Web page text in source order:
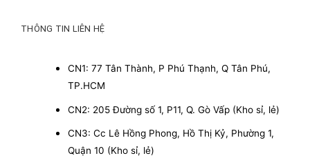
THÔNG TIN LIÊN HỆ
CN1: 77 Tân Thành, P Phú Thạnh, Q Tân Phú,
TP.HCM
CN2: 205 Đường số 1, P11, Q. Gò Vấp (Kho sỉ, lẻ)
CN3: Cc Lê Hồng Phong, Hồ Thị Kỷ, Phường 1,
Quận 10 (Kho sỉ, lẻ)